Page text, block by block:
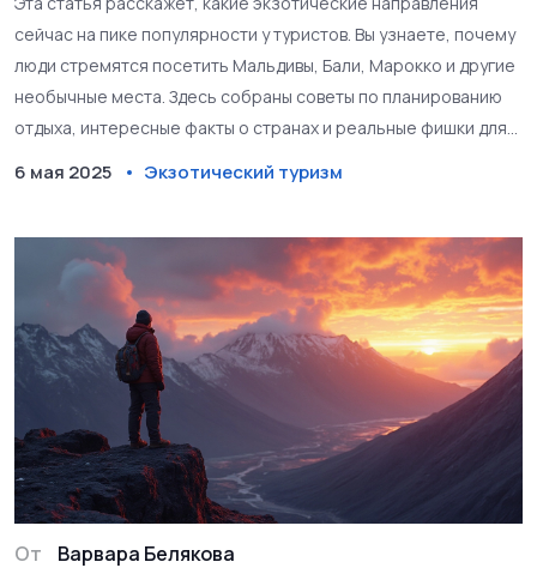
сейчас на пике популярности у туристов. Вы узнаете, почему
люди стремятся посетить Мальдивы, Бали, Марокко и другие
необычные места. Здесь собраны советы по планированию
отдыха, интересные факты о странах и реальные фишки для
понятным языком, без сложных терминов и бюрократии.
незабываемого отпуска.
6 мая 2025 Экзотический туризм
От Варвара Белякова